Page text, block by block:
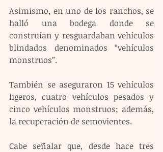
Asimismo, en uno de los ranchos, se
halló una bodega donde se
construían y resguardaban vehículos
blindados denominados “vehículos
monstruos”.
También se aseguraron 15 vehículos
ligeros, cuatro vehículos pesados y
cinco vehículos monstruos; además,
la recuperación de semovientes.
Cabe señalar que, desde hace tres